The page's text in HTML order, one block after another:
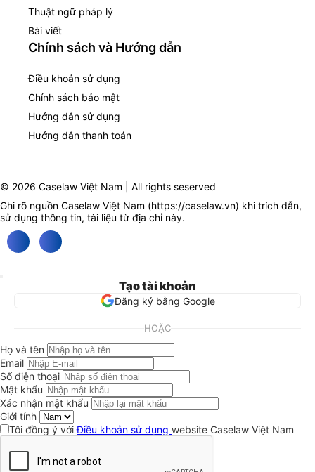
Thuật ngữ pháp lý
Bài viết
Chính sách và Hướng dẫn
Điều khoản sử dụng
Chính sách bảo mật
Hướng dẫn sử dụng
Hướng dẫn thanh toán
© 2026 Caselaw Việt Nam | All rights seserved
Ghi rõ nguồn Caselaw Việt Nam (https://caselaw.vn) khi trích dẫn,
sử dụng thông tin, tài liệu từ địa chỉ này.
Tạo tài khoản
Đăng ký bằng Google
HOẶC
Họ và tên
Email
Số điện thoại
Mật khẩu
Xác nhận mật khẩu
Giới tính
Tôi đồng ý vớiĐiều khoản sử dụng website Caselaw Việt Nam